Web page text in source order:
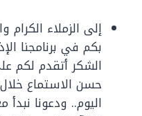
إلى الزملاء الكرام
بكم في برنامجنا
الشكر أتقدم لكم
حسن الاستماع
اليوم.. ودعونا